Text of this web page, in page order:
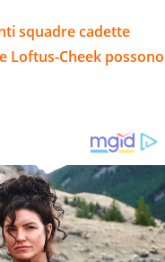
squadre cadette
Loftus-Cheek possono